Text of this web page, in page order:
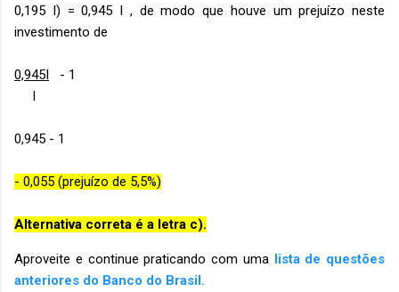
0,195 I) = 0,945 I , de modo que houve um prejuízo neste
investimento de
0,945I - 1
I
0,945 - 1
- 0,055 (prejuízo de 5,5%)
Alternativa correta é a letra c).
Aproveite e continue praticando com uma lista de questões
anteriores do Banco do Brasil.